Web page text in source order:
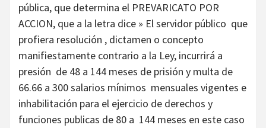
pública, que determina el PREVARICATO POR
ACCION, que a la letra dice » El servidor público que
profiera resolución , dictamen o concepto
manifiestamente contrario a la Ley, incurrirá a
presión de 48 a 144 meses de prisión y multa de
66.66 a 300 salarios mínimos mensuales vigentes e
inhabilitación para el ejercicio de derechos y
funciones publicas de 80 a 144 meses en este caso